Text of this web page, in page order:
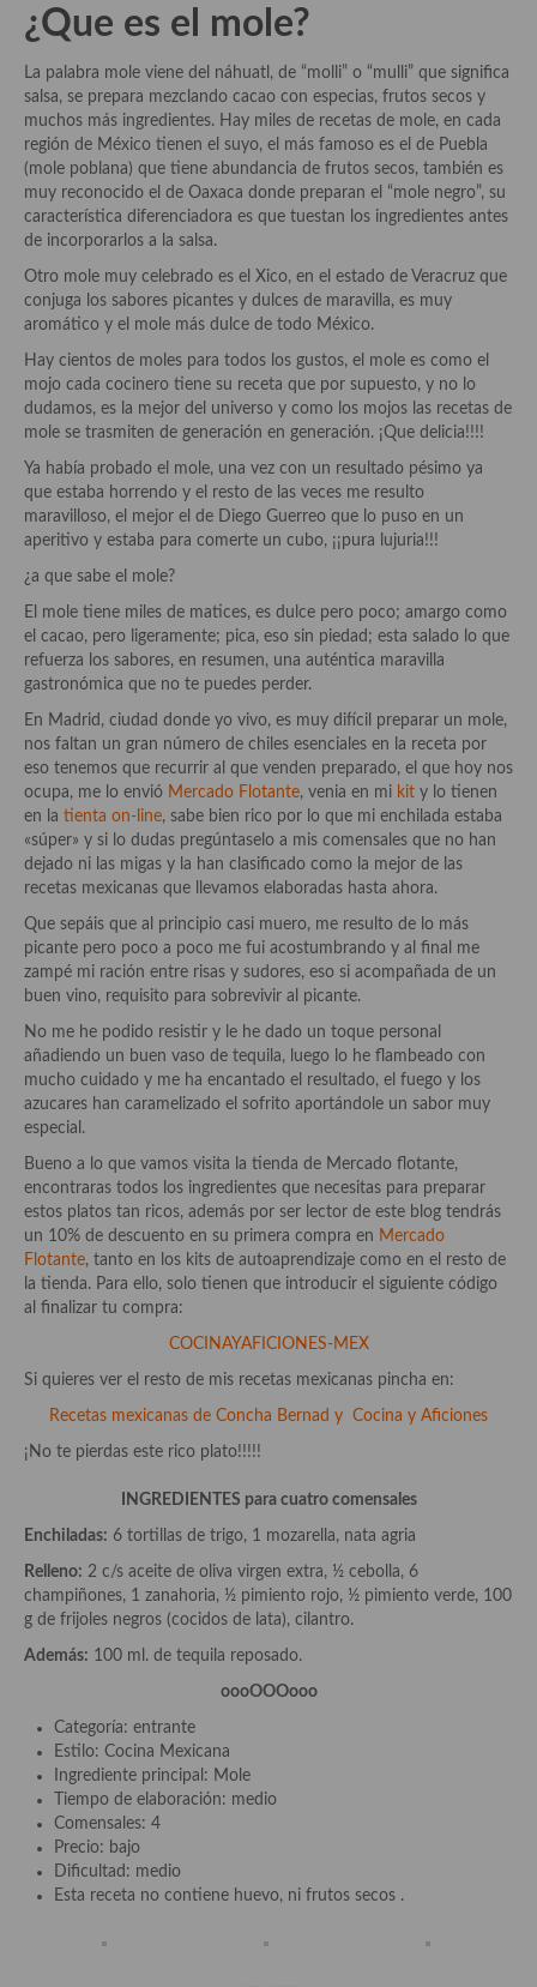
Ocio – restaurantes, bares, tabernas
En El Candelero
Las opiniones de la «Cocinera»
Prensa
Recetas
Acompañamientos
Aderezos, salsas, vinagretas, especias, hierbas aromáticas o
aditivos
Especias, mezclas de especias
Hierbas aromáticas
Mojos y pastas
Sales y polvos
Adobos
Aperitivos
Bebidas
Bocadillos, hamburguesas, sándwich, emparedados, tostas y
demás
Entrantes y primeros platos
Entrantes
Gazpachos, salmorejos, sopas y cremas frías
Quínoa
Pasta
Arroces Y fideuás
Legumbres y cereales
Masas elaboradas con harina, pizzas, quiches y demás
Plato principal
Aves
Carne
Postres con frutas
Quesos, recetas
Salazones y encurtidos
Recetas Especiales
¿Que es el mole?
La palabra mole viene del náhuatl, de “molli” o “mulli” que significa
salsa, se prepara mezclando cacao con especias, frutos secos y
muchos más ingredientes. Hay miles de recetas de mole, en cada
región de México tienen el suyo, el más famoso es el de Puebla
(mole poblana) que tiene abundancia de frutos secos, también es
muy reconocido el de Oaxaca donde preparan el “mole negro”, su
característica diferenciadora es que tuestan los ingredientes antes
de incorporarlos a la salsa.
Otro mole muy celebrado es el Xico, en el estado de Veracruz que
conjuga los sabores picantes y dulces de maravilla, es muy
aromático y el mole más dulce de todo México.
Hay cientos de moles para todos los gustos, el mole es como el
mojo cada cocinero tiene su receta que por supuesto, y no lo
dudamos, es la mejor del universo y como los mojos las recetas de
mole se trasmiten de generación en generación. ¡Que delicia!!!!
Ya había probado el mole, una vez con un resultado pésimo ya
que estaba horrendo y el resto de las veces me resulto
maravilloso, el mejor el de Diego Guerreo que lo puso en un
aperitivo y estaba para comerte un cubo, ¡¡pura lujuria!!!
¿a que sabe el mole?
El mole tiene miles de matices, es dulce pero poco; amargo como
el cacao, pero ligeramente; pica, eso sin piedad; esta salado lo que
refuerza los sabores, en resumen, una auténtica maravilla
gastronómica que no te puedes perder.
En Madrid, ciudad donde yo vivo, es muy difícil preparar un mole,
nos faltan un gran número de chiles esenciales en la receta por
eso tenemos que recurrir al que venden preparado, el que hoy nos
ocupa, me lo envió Mercado Flotante, venia en mi kit y lo tienen
en la tienta on-line, sabe bien rico por lo que mi enchilada estaba
«súper» y si lo dudas pregúntaselo a mis comensales que no han
dejado ni las migas y la han clasificado como la mejor de las
recetas mexicanas que llevamos elaboradas hasta ahora.
Que sepáis que al principio casi muero, me resulto de lo más
picante pero poco a poco me fui acostumbrando y al final me
zampé mi ración entre risas y sudores, eso si acompañada de un
buen vino, requisito para sobrevivir al picante.
No me he podido resistir y le he dado un toque personal
añadiendo un buen vaso de tequila, luego lo he flambeado con
mucho cuidado y me ha encantado el resultado, el fuego y los
azucares han caramelizado el sofrito aportándole un sabor muy
especial.
Bueno a lo que vamos visita la tienda de Mercado flotante,
encontraras todos los ingredientes que necesitas para preparar
estos platos tan ricos, además por ser lector de este blog tendrás
un 10% de descuento en su primera compra en Mercado
Flotante, tanto en los kits de autoaprendizaje como en el resto de
la tienda. Para ello, solo tienen que introducir el siguiente código
al finalizar tu compra:
COCINAYAFICIONES-MEX
Si quieres ver el resto de mis recetas mexicanas pincha en:
Recetas mexicanas de Concha Bernad y Cocina y Aficiones
¡No te pierdas este rico plato!!!!!
INGREDIENTES para cuatro comensales
Enchiladas: 6 tortillas de trigo, 1 mozarella, nata agria
Relleno: 2 c/s aceite de oliva virgen extra, ½ cebolla, 6
champiñones, 1 zanahoria, ½ pimiento rojo, ½ pimiento verde, 100
g de frijoles negros (cocidos de lata), cilantro.
Además: 100 ml. de tequila reposado.
oooOOOooo
Categoría: entrante
Estilo: Cocina Mexicana
Ingrediente principal: Mole
Tiempo de elaboración: medio
Comensales: 4
Precio: bajo
Dificultad: medio
Esta receta no contiene huevo, ni frutos secos .